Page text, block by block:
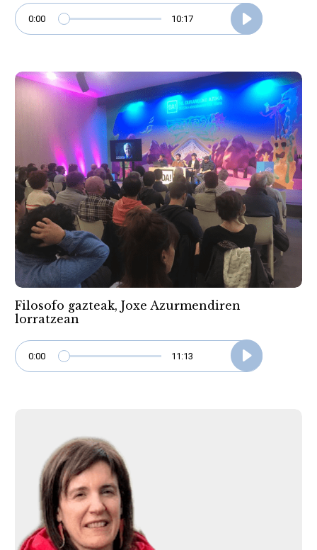
0:00 10:17
Filosofo gazteak, Joxe Azurmendiren
lorratzean
0:00 11:13